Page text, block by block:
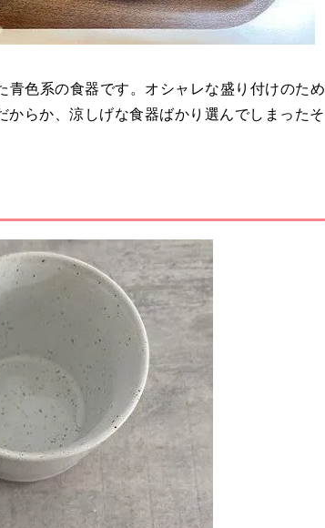
色系の食器です。オシャレな盛り付けのため
らか、涼しげな食器ばかり選んでしまったそ